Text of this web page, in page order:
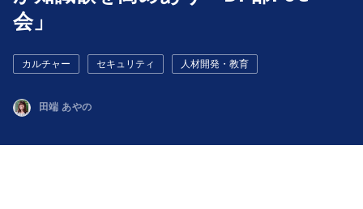
会」
カルチャー セキュリティ 人材開発・教育
田端 あやの